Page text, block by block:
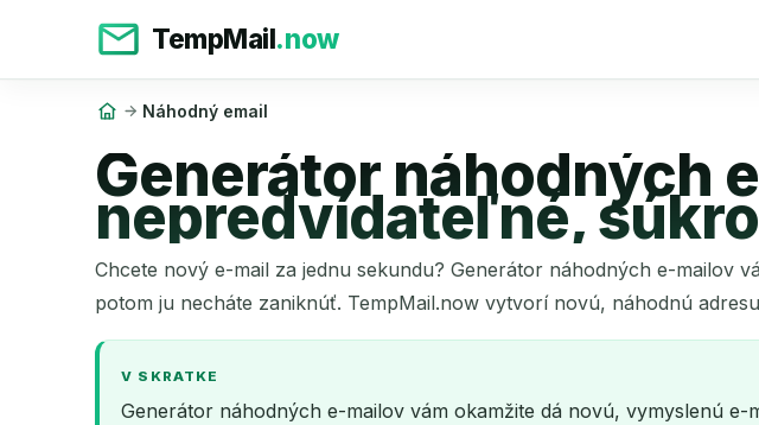
TempMail.now
Náhodný email
Generátor náhodných
nepredvídateľné,
Chcete nový e-mail za jednu sekundu? Generátor náhodných e-mailov
potom ju necháte zaniknúť. TempMail.now vytvorí novú, náhodnú
V SKRATKE
Generátor náhodných e-mailov vám okamžite dá novú, vymyslenú